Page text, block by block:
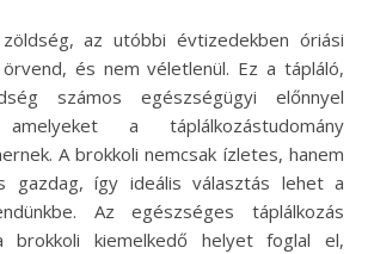
és nem véletlenül. Ez a tápláló,
számos egészségügyi előnnyel
amelyeket a táplálkozástudomány
A brokkoli nemcsak ízletes, hanem
gazdag, így ideális választás lehet a
Az egészséges táplálkozás
brokkoli kiemelkedő helyet foglal el,